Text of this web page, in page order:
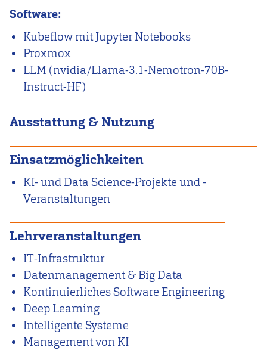
Software:
Kubeflow mit Jupyter Notebooks
Proxmox
LLM (nvidia/Llama-3.1-Nemotron-70B-
Instruct-HF)
Ausstattung & Nutzung
Einsatzmöglichkeiten
KI- und Data Science-Projekte und -
Veranstaltungen
Lehrveranstaltungen
IT-Infrastruktur
Datenmanagement & Big Data
Kontinuierliches Software Engineering
Deep Learning
Intelligente Systeme
Management von KI